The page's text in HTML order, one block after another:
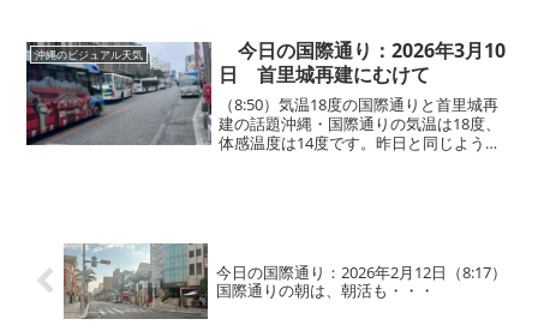
気の急な変化や風には注意が必要です。
沖縄のビジュアル天気
今日の国際通り：2026年3月10
日 首里城再建にむけて
（8:50）気温18度の国際通りと首里城再
建の話題沖縄・国際通りの気温は18度、
体感温度は14度です。昨日と同じように
今日の国際通り：2026年2月12日（8:17）
国際通りの朝は、朝活も・・・